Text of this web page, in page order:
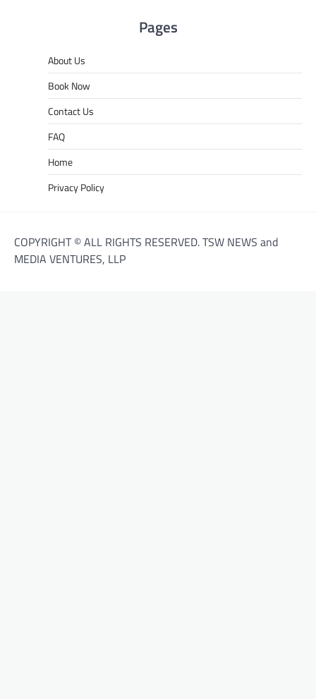
Pages
About Us
Book Now
Contact Us
FAQ
Home
Privacy Policy
COPYRIGHT © ALL RIGHTS RESERVED. TSW NEWS and
MEDIA VENTURES, LLP